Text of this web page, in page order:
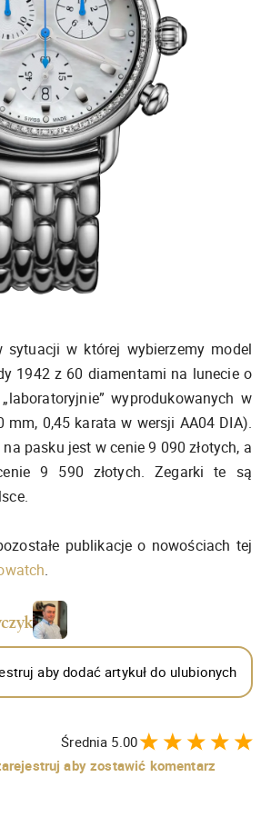
sytuacji w której wybierzemy model
1942 z 60 diamentami na lunecie o
wyprodukowanych w
mm, 0,45 karata w wersji AA04 DIA).
pasku jest w cenie 9 090 złotych, a
9 590 złotych. Zegarki te są
publikacje o nowościach tej
.
aby dodać artykuł do ulubionych
Średnia 5.00
aby zostawić komentarz